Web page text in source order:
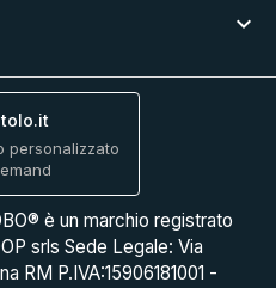

personalizzato
è un marchio registrato
srls Sede Legale: Via
RM P.IVA:15906181001 -